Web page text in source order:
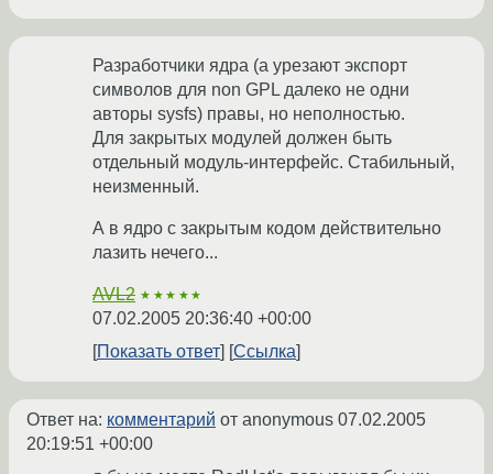
Разработчики ядра (а урезают экспорт
символов для non GPL далеко не одни
авторы sysfs) правы, но неполностью.
Для закрытых модулей должен быть
отдельный модуль-интерфейс. Стабильный,
неизменный.
А в ядро с закрытым кодом действительно
лазить нечего...
AVL2 ★★★★★
07.02.2005 20:36:40 +00:00
Показать ответ
Ссылка
Ответ на: комментарий от anonymous 07.02.2005
20:19:51 +00:00